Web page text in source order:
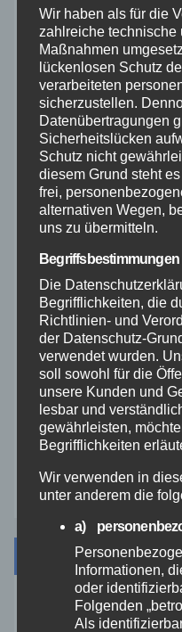
Mayen-Koblenz
Neuwied
Polizei
Rettungsdienst
THW
Veranstaltungen
Video
Westerwald
Zoll
Archiv
August 2026
Wir haben als für die
zahlreiche technische
Maßnahmen
lückenlosen Schutz
verarbeiteten
sicherzustellen.
Datenübertragungen
Sicherheitslücken
Schutz nicht
diesem Grund steht
frei,
alternativen Wegen,
uns zu übermitteln.
Begriffsbestimmungen
Die
Begrifflichkeiten, die
Richtlinien- und
der Datenschutz-
verwendet wurden.
soll sowohl für die
unsere Kunden und
lesbar und
gewährleisten,
Begrifflichkeiten
Wir verwenden in
unter anderem die
a)
Informationen,
oder
Folgenden
Als